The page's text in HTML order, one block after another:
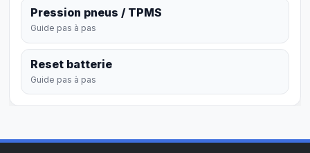
Pression pneus / TPMS
Guide pas à pas
Reset batterie
Guide pas à pas